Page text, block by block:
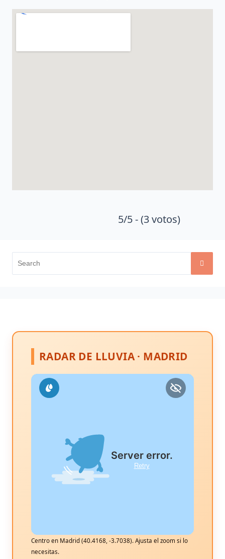
5/5 - (3 votos)
Search
for:
RADAR DE LLUVIA · MADRID
Centro en Madrid (40.4168, -3.7038). Ajusta el zoom si lo
necesitas.